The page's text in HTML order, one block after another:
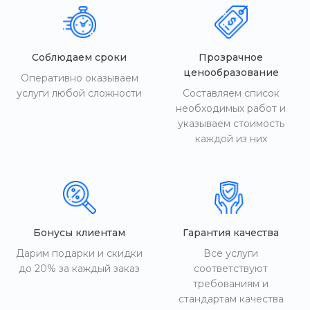
Соблюдаем сроки
Оперативно оказываем
услуги любой сложности
Прозрачное
ценообразование
Составляем список
необходимых работ и
указываем стоимость
каждой из них
Бонусы клиентам
Дарим подарки и скидки
до 20% за каждый заказ
Гарантия качества
Все услуги
соответствуют
требованиям и
стандартам качества